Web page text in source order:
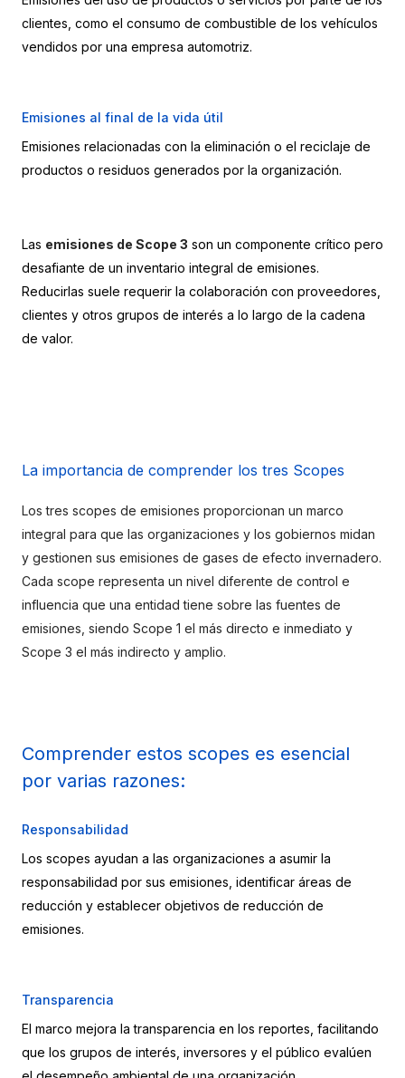
clientes, como el consumo de combustible de los vehículos
vendidos por una empresa automotriz.
Emisiones al final de la vida útil
Emisiones relacionadas con la eliminación o el reciclaje de
productos o residuos generados por la organización.
Las emisiones de Scope 3 son un componente crítico pero
desafiante de un inventario integral de emisiones.
Reducirlas suele requerir la colaboración con proveedores,
clientes y otros grupos de interés a lo largo de la cadena
de valor.
La importancia de comprender los tres Scopes
Los tres scopes de emisiones proporcionan un marco
integral para que las organizaciones y los gobiernos midan
y gestionen sus emisiones de gases de efecto invernadero.
Cada scope representa un nivel diferente de control e
influencia que una entidad tiene sobre las fuentes de
emisiones, siendo Scope 1 el más directo e inmediato y
Scope 3 el más indirecto y amplio.
Comprender estos scopes es esencial
por varias razones:
Responsabilidad
Los scopes ayudan a las organizaciones a asumir la
responsabilidad por sus emisiones, identificar áreas de
reducción y establecer objetivos de reducción de
emisiones.
Transparencia
El marco mejora la transparencia en los reportes, facilitando
que los grupos de interés, inversores y el público evalúen